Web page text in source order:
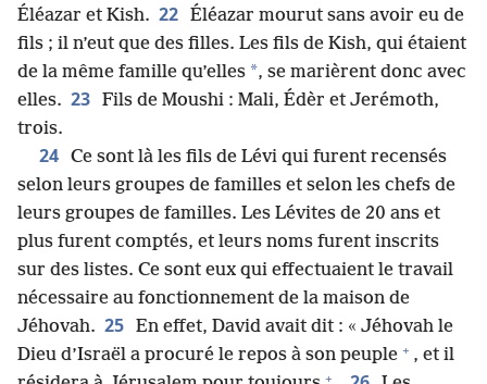
Éléazar et Kish. 22 Éléazar mourut sans avoir eu de
fils ; il n’eut que des filles. Les fils de Kish, qui étaient
de la même famille qu’elles *, se marièrent donc avec
elles. 23 Fils de Moushi : Mali, Édèr et Jerémoth,
trois.
24 Ce sont là les fils de Lévi qui furent recensés
selon leurs groupes de familles et selon les chefs de
leurs groupes de familles. Les Lévites de 20 ans et
plus furent comptés, et leurs noms furent inscrits
sur des listes. Ce sont eux qui effectuaient le travail
nécessaire au fonctionnement de la maison de
Jéhovah. 25 En effet, David avait dit : « Jéhovah le
Dieu d’Israël a procuré le repos à son peuple + , et il
+